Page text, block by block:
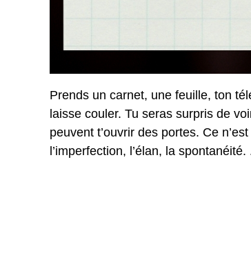
Prends un carnet, une feuille, ton
laisse couler. Tu seras surpris de
peuvent t’ouvrir des portes. Ce
l’imperfection, l’élan, la spontanéité.